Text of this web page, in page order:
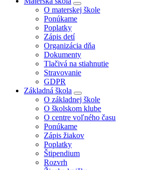
O materskej škole
Ponúkame
Poplatky
Zápis detí
Organizácia dňa
Dokumenty
Tlačivá na stiahnutie
Stravovanie
GDPR
Základná škola
O základnej škole
O školskom klube
O centre voľného času
Ponúkame
Zápis žiakov
Poplatky
Štipendium
Rozvrh